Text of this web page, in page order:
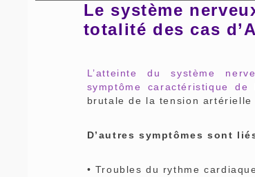
Le système
totalité des cas
L’atteinte du système
symptôme caractéristique de
brutale de la tension
D’autres symptômes sont
• Troubles du rythme